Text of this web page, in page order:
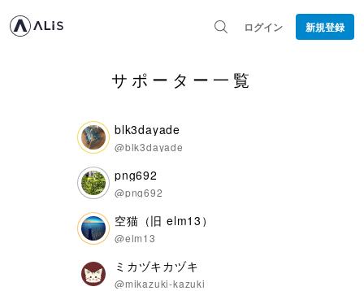
ログイン 新規登録
サポーター一覧
blk3dayade
@blk3dayade
png692
@png692
空猫（旧 elm13）
@elm13
ミカヅキカヅキ
@mikazuki-kazuki